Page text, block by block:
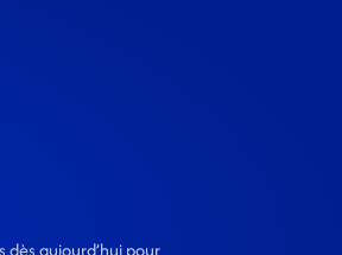
dès aujourd’hui pour